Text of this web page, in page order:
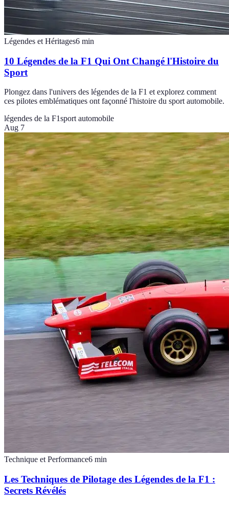
Légendes et Héritages6 min
10 Légendes de la F1 Qui Ont Changé l'Histoire du
Sport
Plongez dans l'univers des légendes de la F1 et explorez comment
ces pilotes emblématiques ont façonné l'histoire du sport automobile.
légendes de la F1sport automobile
Aug 7
Technique et Performance6 min
Les Techniques de Pilotage des Légendes de la F1 :
Secrets Révélés